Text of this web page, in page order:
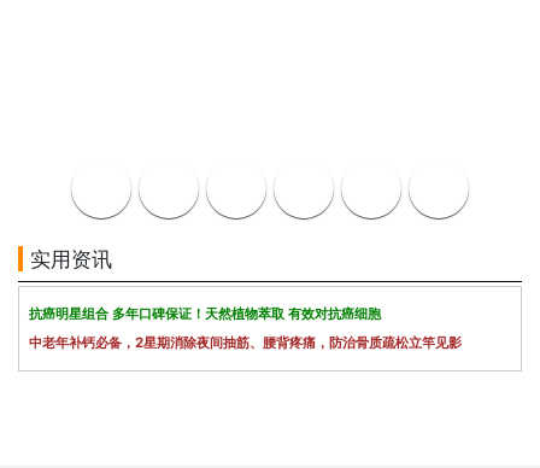
实用资讯
抗癌明星组合 多年口碑保证！天然植物萃取 有效对抗癌细胞
中老年补钙必备，2星期消除夜间抽筋、腰背疼痛，防治骨质疏松立竿见影